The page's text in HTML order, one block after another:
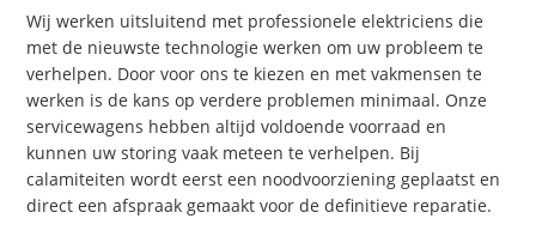
Wij werken uitsluitend met professionele elektriciens die
met de nieuwste technologie werken om uw probleem te
verhelpen. Door voor ons te kiezen en met vakmensen te
werken is de kans op verdere problemen minimaal. Onze
servicewagens hebben altijd voldoende voorraad en
kunnen uw storing vaak meteen te verhelpen. Bij
calamiteiten wordt eerst een noodvoorziening geplaatst en
direct een afspraak gemaakt voor de definitieve reparatie.